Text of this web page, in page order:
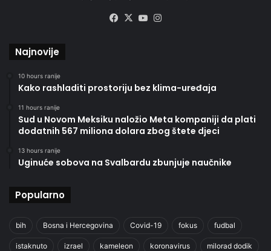
Facebook
X YouTube
Najnovije
10 hours ranije
Kako rashladiti prostoriju bez klima-uređaja
11 hours ranije
Sud u Novom Meksiku naložio Meta kompaniji da plati
dodatnih 567 miliona dolara zbog štete djeci
13 hours ranije
Uginuće sobova na Svalbardu zbunjuje naučnike
Popularno
bih Bosna i Hercegovina Covid-19 fokus fudbal
istaknuto izrael kameleon koronavirus milorad dodik